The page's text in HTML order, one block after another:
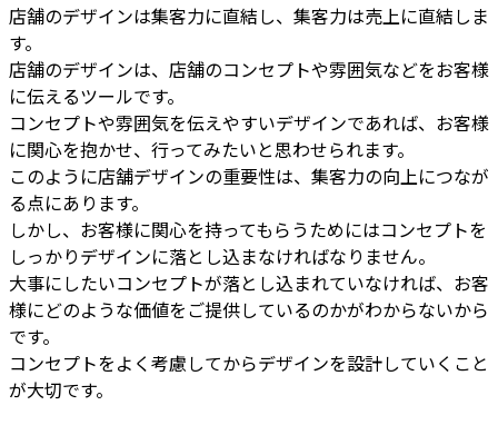
店舗のデザインは集客力に直結し、集客力は売上に直結しま
す。
店舗のデザインは、店舗のコンセプトや雰囲気などをお客様
に伝えるツールです。
コンセプトや雰囲気を伝えやすいデザインであれば、お客様
に関心を抱かせ、行ってみたいと思わせられます。
このように店舗デザインの重要性は、集客力の向上につなが
る点にあります。
しかし、お客様に関心を持ってもらうためにはコンセプトを
しっかりデザインに落とし込まなければなりません。
大事にしたいコンセプトが落とし込まれていなければ、お客
様にどのような価値をご提供しているのかがわからないから
です。
コンセプトをよく考慮してからデザインを設計していくこと
が大切です。